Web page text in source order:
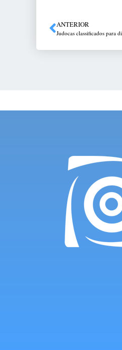
ANTERIOR
Judocas classificados para